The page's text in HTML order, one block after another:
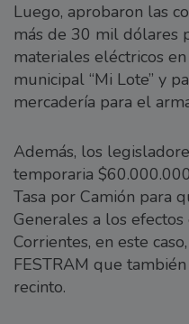
Luego, aprobaron las
más de 30 mil dólares
materiales eléctricos
municipal “Mi Lote” y
mercadería para el
Además, los
temporaria
Tasa por Camión para
Generales a los
Corrientes, en este
FESTRAM que
recinto.